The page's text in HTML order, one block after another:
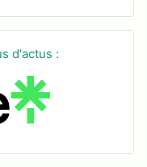
d'actus :